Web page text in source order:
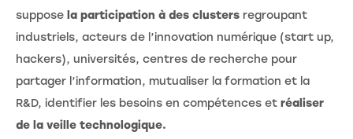
suppose la participation à des clusters regroupant
industriels, acteurs de l’innovation numérique (start up,
hackers), universités, centres de recherche pour
partager l’information, mutualiser la formation et la
R&D, identifier les besoins en compétences et réaliser
de la veille technologique.